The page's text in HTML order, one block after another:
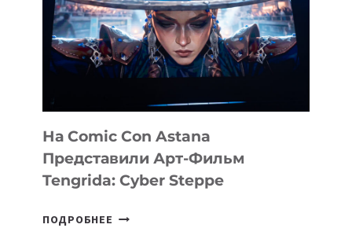
—
AI-
ПЛАТФОРМУ
ДЛЯ
ИНДУСТРИИ
На Comic Con Astana
Представили Арт-Фильм
Tengrida: Cyber Steppe
ПОДРОБНЕЕ